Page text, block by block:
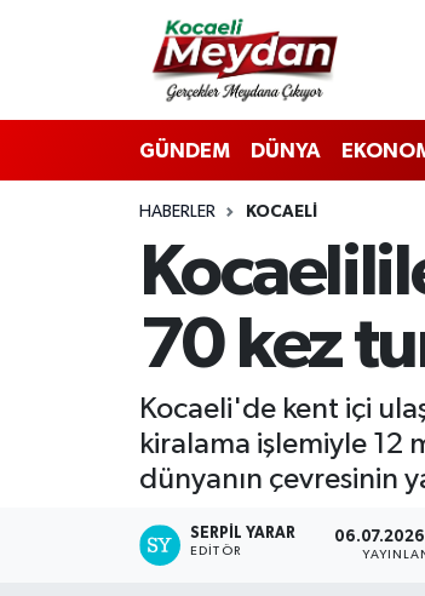
GÜNDEM DÜNYA
HABERLER KOCAELI
70 kez
Kocaeli'de kent içi
kiralama işlemiyle 12
dünyanın çevresinin
SERPİL YARAR
EDITÖR
06.07.2026
Nöbetçi Eczaneler
Hava Durumu
Trafik Durumu
Süper Lig Puan Durumu ve Fikstür
Tüm Manşetler
Son Dakika Haberleri